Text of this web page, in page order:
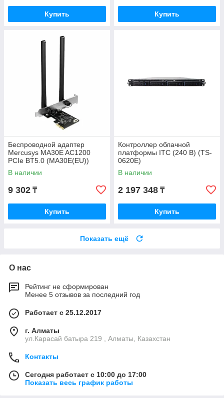
Купить Купить
Беспроводной адаптер
Mercusys MA30E AC1200
PCIe BT5.0 (MA30E(EU))
В наличии
9 302 ₸
Купить
Контроллер облачной
платформы ITC (240 В) (TS-
0620E)
В наличии
2 197 348 ₸
Купить
Показать ещё
О нас
Рейтинг не сформирован
Менее 5 отзывов за последний год
Работает с 25.12.2017
г. Алматы
ул.Карасай батыра 219 , Алматы, Казахстан
Контакты
Сегодня работает с 10:00 до 17:00
Показать весь график работы